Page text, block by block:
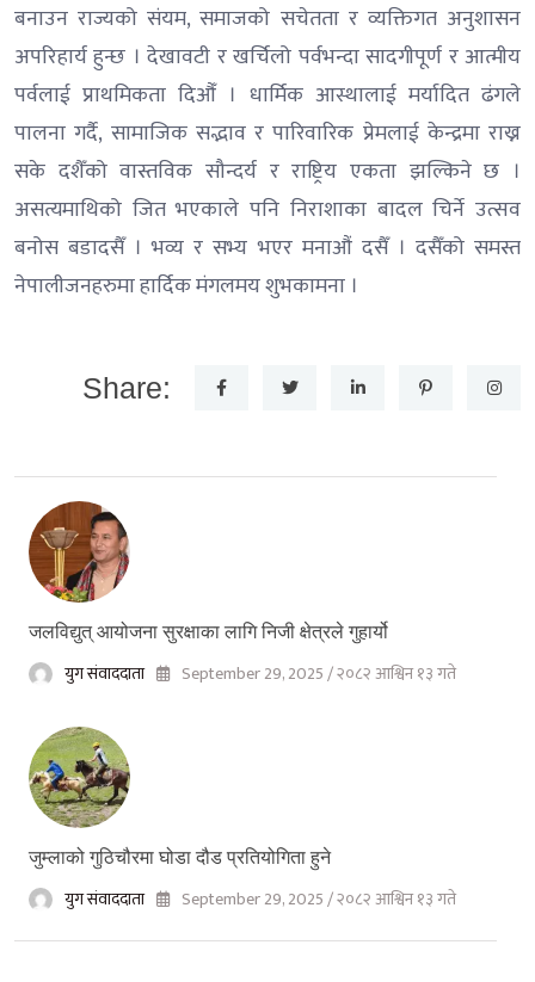
बनाउन राज्यको संयम, समाजको सचेतता र व्यक्तिगत अनुशासन
अपरिहार्य हुन्छ । देखावटी र खर्चिलो पर्वभन्दा सादगीपूर्ण र आत्मीय
पर्वलाई प्राथमिकता दिऔँ । धार्मिक आस्थालाई मर्यादित ढंगले
पालना गर्दै, सामाजिक सद्भाव र पारिवारिक प्रेमलाई केन्द्रमा राख्न
सके दशैँको वास्तविक सौन्दर्य र राष्ट्रिय एकता झल्किने छ ।
असत्यमाथिको जित भएकाले पनि निराशाका बादल चिर्ने उत्सव
बनोस बडादसैँ । भव्य र सभ्य भएर मनाऔं दसैँ । दसैँको समस्त
नेपालीजनहरुमा हार्दिक मंगलमय शुभकामना ।
Share:
जलविद्युत् आयोजना सुरक्षाका लागि निजी क्षेत्रले गुहार्यो
युग संवाददाता September 29, 2025 / २०८२ आश्विन १३ गते
जुम्लाको गुठिचौरमा घोडा दौड प्रतियोगिता हुने
युग संवाददाता September 29, 2025 / २०८२ आश्विन १३ गते